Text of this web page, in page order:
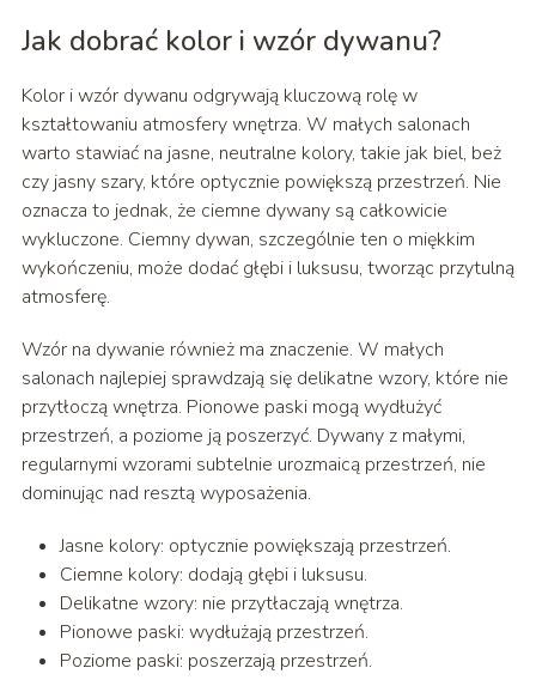
Jak dobrać kolor i wzór dywanu?
Kolor i wzór dywanu odgrywają kluczową rolę w
kształtowaniu atmosfery wnętrza. W małych salonach
warto stawiać na jasne, neutralne kolory, takie jak biel, beż
czy jasny szary, które optycznie powiększą przestrzeń. Nie
oznacza to jednak, że ciemne dywany są całkowicie
wykluczone. Ciemny dywan, szczególnie ten o miękkim
wykończeniu, może dodać głębi i luksusu, tworząc przytulną
atmosferę.
Wzór na dywanie również ma znaczenie. W małych
salonach najlepiej sprawdzają się delikatne wzory, które nie
przytłoczą wnętrza. Pionowe paski mogą wydłużyć
przestrzeń, a poziome ją poszerzyć. Dywany z małymi,
regularnymi wzorami subtelnie urozmaicą przestrzeń, nie
dominując nad resztą wyposażenia.
Jasne kolory: optycznie powiększają przestrzeń.
Ciemne kolory: dodają głębi i luksusu.
Delikatne wzory: nie przytłaczają wnętrza.
Pionowe paski: wydłużają przestrzeń.
Poziome paski: poszerzają przestrzeń.